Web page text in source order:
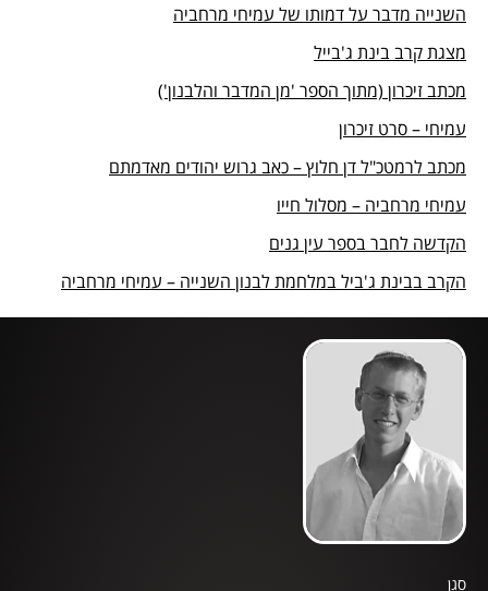
השנייה מדבר על דמותו של עמיחי מרחביה
מצגת קרב בינת ג'בייל
מכתב זיכרון (מתוך הספר 'מן המדבר והלבנון')
עמיחי – סרט זיכרון
מכתב לרמטכ"ל דן חלוץ – כאב גרוש יהודים מאדמתם
עמיחי מרחביה – מסלול חייו
הקדשה לחבר בספר עין גנים
הקרב בבינת ג'ביל במלחמת לבנון השנייה – עמיחי מרחביה
סגן